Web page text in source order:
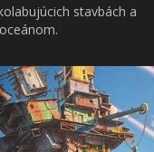
stavbách a